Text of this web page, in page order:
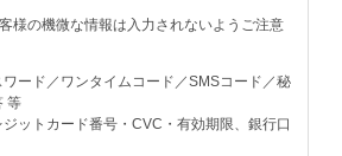
様の機微な情報は入力されないようご注意
ード／ワンタイムコード／SMSコード／秘
等
ットカード番号・CVC・有効期限、銀行口